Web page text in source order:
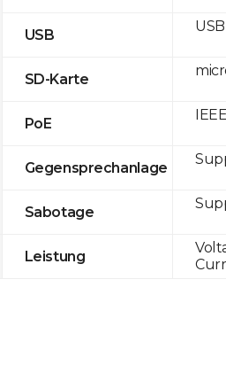
USB
SD-Karte
PoE
Gegensprechanlage
Sabotage
Leistung